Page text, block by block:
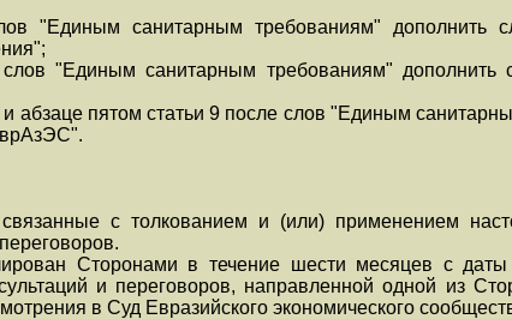
"Единым санитарным требованиям" дополнить
"Единым санитарным требованиям" дополнить
абзаце пятом статьи 9 после слов "Единым
с толкованием и (или) применением
Сторонами в течение шести месяцев с
и переговоров, направленной одной из
в Суд Евразийского экономического